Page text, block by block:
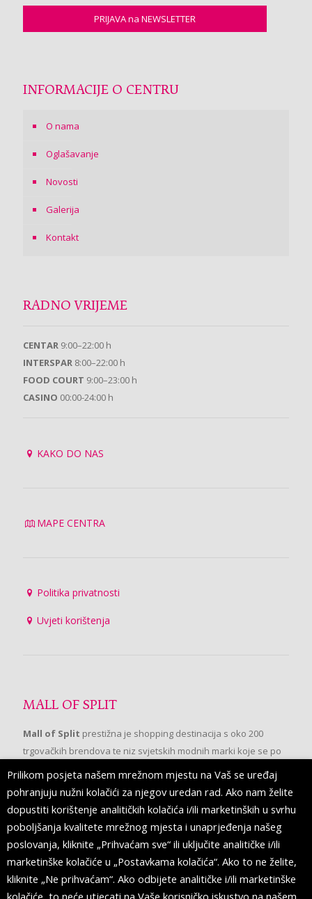
INFORMACIJE O CENTRU
O nama
Oglašavanje
Novosti
Galerija
Kontakt
RADNO VRIJEME
CENTAR 9:00–22:00 h
INTERSPAR 8:00–22:00 h
FOOD COURT 9:00–23:00 h
CASINO 00:00-24:00 h
KAKO DO NAS
MAPE CENTRA
Politika privatnosti
Uvjeti korištenja
MALL OF SPLIT
Mall of Split prestižna je shopping destinacija s oko 200
trgovačkih brendova te niz svjetskih modnih marki koje se po
prvi put pojavljuju u Splitu.
PRATITE NAS
Prilikom posjeta našem mrežnom mjestu na Vaš se uređaj
pohranjuju nužni kolačići za njegov uredan rad. Ako nam želite
dopustiti korištenje analitičkih kolačića i/ili marketinških u svrhu
poboljšanja kvalitete mrežnog mjesta i unaprjeđenja našeg
poslovanja, kliknite „Prihvaćam sve“ ili uključite analitičke i/ili
marketinške kolačiće u „Postavkama kolačića“. Ako to ne želite,
kliknite „Ne prihvaćam“. Ako odbijete analitičke i/ili marketinške
kolačiće, to neće utjecati na Vaše korisničko iskustvo na našem